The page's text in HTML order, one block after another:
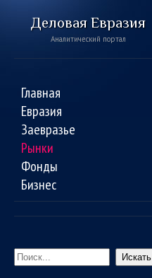
Деловая Евразия
Аналитический портал
Главная
Евразия
Заевразье
Рынки
Фонды
Бизнес
Искать